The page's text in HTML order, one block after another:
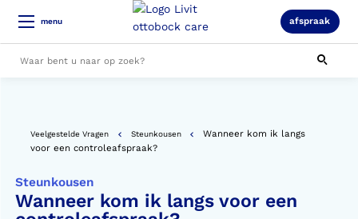
menu afspraak
Veelgestelde Vragen Steunkousen
Wanneer kom ik langs
voor een controleafspraak?
Steunkousen
Wanneer kom ik langs voor een